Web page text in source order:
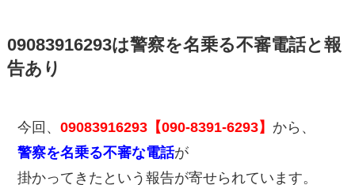
09083916293は警察を名乗る不審電話と報
告あり
今回、09083916293【090-8391-6293】 から、
警察を名乗る不審な電話が
掛かってきたという報告が寄せられています。